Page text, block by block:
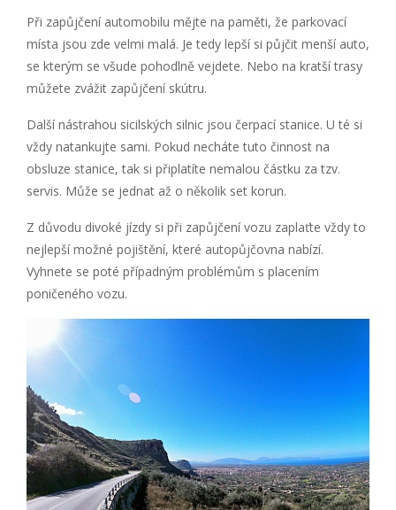
Při zapůjčení automobilu mějte na paměti, že parkovací
místa jsou zde velmi malá. Je tedy lepší si půjčit menší auto,
se kterým se všude pohodlně vejdete. Nebo na kratší trasy
můžete zvážit zapůjčení skútru.
Další nástrahou sicilských silnic jsou čerpací stanice. U té si
vždy natankujte sami. Pokud necháte tuto činnost na
obsluze stanice, tak si připlatíte nemalou částku za tzv.
servis. Může se jednat až o několik set korun.
Z důvodu divoké jízdy si při zapůjčení vozu zaplaťte vždy to
nejlepší možné pojištění, které autopůjčovna nabízí.
Vyhnete se poté případným problémům s placením
poničeného vozu.